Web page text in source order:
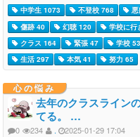
中学生 1073 不登校 768 悪
傷跡 40
幻聴 120 学校に行
クラス 164
緊張 47 学校
生活 297
本気 41 努力 65
心の悩み
去年のクラスライン
てる。 …
0 234 . 2025-01-29 17:04